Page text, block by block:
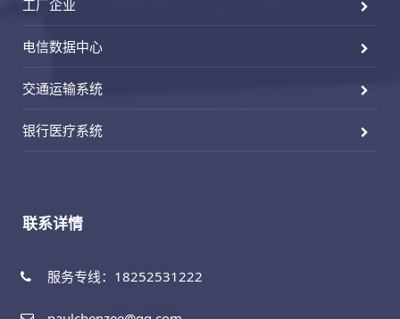
工厂企业
电信数据中心
交通运输系统
银行医疗系统
联系详情
服务专线：18252531222